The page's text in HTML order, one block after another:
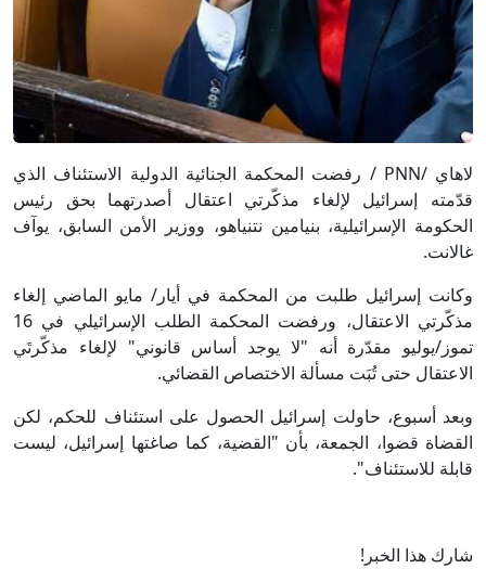
لاهاي /PNN / رفضت المحكمة الجنائية الدولية الاستئناف الذي
قدّمته إسرائيل لإلغاء مذكّرتي اعتقال أصدرتهما بحق رئيس
الحكومة الإسرائيلية، بنيامين نتنياهو، ووزير الأمن السابق، يوآف
غالانت.
وكانت إسرائيل طلبت من المحكمة في أيار/ مايو الماضي إلغاء
مذكّرتي الاعتقال، ورفضت المحكمة الطلب الإسرائيلي في 16
تموز/يوليو مقدّرة أنه "لا يوجد أساس قانوني" لإلغاء مذكّرتَي
الاعتقال حتى تُبَت مسألة الاختصاص القضائي.
وبعد أسبوع، حاولت إسرائيل الحصول على استئناف للحكم، لكن
القضاة قضوا، الجمعة، بأن "القضية، كما صاغتها إسرائيل، ليست
قابلة للاستئناف".
شارك هذا الخبر!